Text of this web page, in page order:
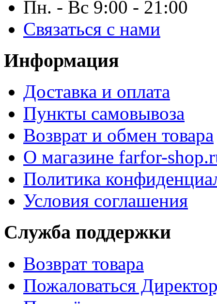
Пн. - Вс 9:00 - 21:00
Связаться с нами
Информация
Доставка и оплата
Пункты самовывоза
Возврат и обмен товара
О магазине farfor-
Политика
Условия соглашения
Служба поддержки
Возврат товара
Пожаловаться